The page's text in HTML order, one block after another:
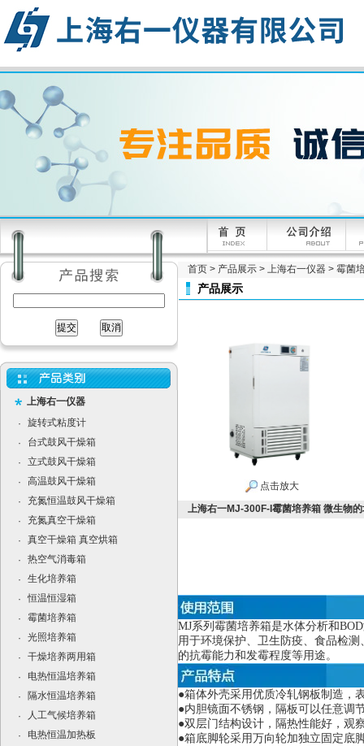
上海右一仪器
·
旋转式粘度计
·
台式鼓风干燥箱
·
立式鼓风干燥箱
·
高温鼓风干燥箱
·
充氮恒温鼓风干燥箱
·
充氮真空干燥箱
·
真空干燥箱 真空烘箱
·
热空气消毒箱
·
生化培养箱
·
恒温恒湿箱
·
霉菌培养箱
·
光照培养箱
·
干燥培养两用箱
·
电热恒温培养箱
·
隔水恒温培养箱
·
人工气候培养箱
·
电热恒温加热板
首页 > 产品展示 > 上海右一仪器 > 霉菌
产品展示
点击放大
上海右一MJ-300F-I霉菌培养箱 微生物
MJ系列霉菌培养箱是水体分析和
用于环境保护、卫生防疫、食品检
的抗霉能力和发霉程度等用途。
●箱体外壳采用优质冷轧钢板制造，
●内胆镜面不锈钢，隔板可以任意调
●双层门结构设计，隔热性能好，观
●箱底脚轮采用万向轮加独立固定底